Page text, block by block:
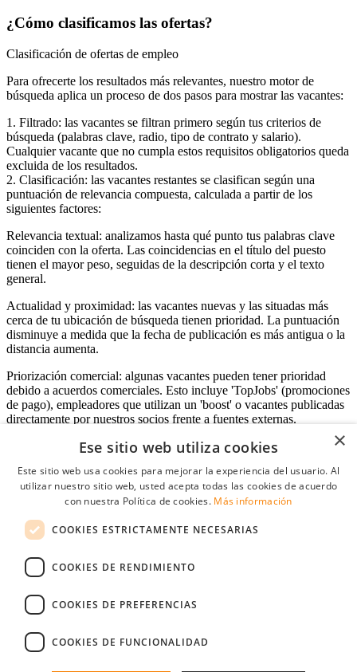
¿Cómo clasificamos las ofertas?
Clasificación de ofertas de empleo
Para ofrecerte los resultados más relevantes, nuestro motor de
búsqueda aplica un proceso de dos pasos para mostrar las vacantes:
1. Filtrado: las vacantes se filtran primero según tus criterios de
búsqueda (palabras clave, radio, tipo de contrato y salario).
Cualquier vacante que no cumpla estos requisitos obligatorios queda
excluida de los resultados.
2. Clasificación: las vacantes restantes se clasifican según una
puntuación de relevancia compuesta, calculada a partir de los
siguientes factores:
Relevancia textual: analizamos hasta qué punto tus palabras clave
coinciden con la oferta. Las coincidencias en el título del puesto
tienen el mayor peso, seguidas de la descripción corta y el texto
general.
Actualidad y proximidad: las vacantes nuevas y las situadas más
cerca de tu ubicación de búsqueda tienen prioridad. La puntuación
disminuye a medida que la fecha de publicación es más antigua o la
distancia aumenta.
Priorización comercial: algunas vacantes pueden tener prioridad
debido a acuerdos comerciales. Esto incluye 'TopJobs' (promociones
de pago), empleadores que utilizan un 'boost' o vacantes publicadas
directamente por nuestros socios frente a fuentes externas.
Acceso empresas
Contraseña
Recordarme
Conectarse
Registro gratuito empresas
×
Ese sitio web utiliza cookies
Este sitio web usa cookies para mejorar la experiencia del usuario. Al
utilizar nuestro sitio web, usted acepta todas las cookies de acuerdo
con nuestra Política de cookies. Más información
COOKIES ESTRICTAMENTE NECESARIAS
COOKIES DE RENDIMIENTO
COOKIES DE PREFERENCIAS
COOKIES DE FUNCIONALIDAD